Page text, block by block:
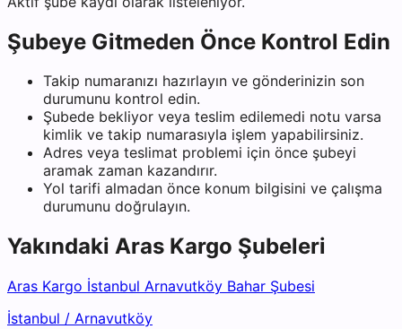
Şubeye Gitmeden Önce Kontrol Edin
Takip numaranızı hazırlayın ve gönderinizin son
durumunu kontrol edin.
Şubede bekliyor veya teslim edilemedi notu varsa
kimlik ve takip numarasıyla işlem yapabilirsiniz.
Adres veya teslimat problemi için önce şubeyi
aramak zaman kazandırır.
Yol tarifi almadan önce konum bilgisini ve çalışma
durumunu doğrulayın.
Yakındaki Aras Kargo Şubeleri
Aras Kargo İstanbul Arnavutköy Bahar Şubesi
İstanbul / Arnavutköy